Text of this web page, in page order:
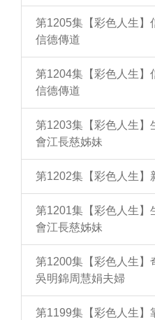
第1205集【彩色人生】
信德傳道
第1204集【彩色人生】
信德傳道
第1203集【彩色人生】
會江長慈姊妹
第1202集【彩色人生】
第1201集【彩色人生】
會江長慈姊妹
第1200集【彩色人生】
吳明錦周慧娟夫婦
第1199集【彩色人生】